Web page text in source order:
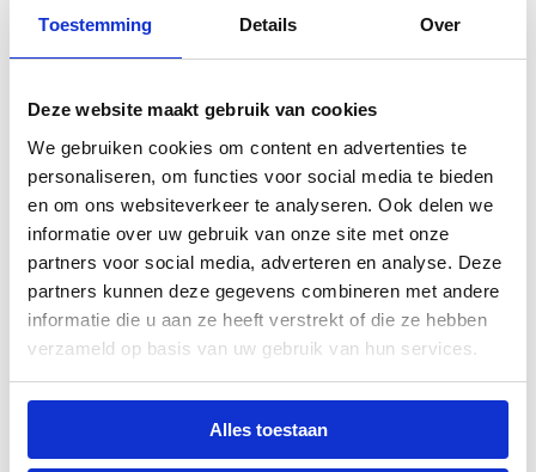
Toestemming Details Over
Deze website maakt gebruik van cookies
We gebruiken cookies om content en advertenties te
personaliseren, om functies voor social media te bieden
en om ons websiteverkeer te analyseren. Ook delen we
informatie over uw gebruik van onze site met onze
partners voor social media, adverteren en analyse. Deze
partners kunnen deze gegevens combineren met andere
informatie die u aan ze heeft verstrekt of die ze hebben
verzameld op basis van uw gebruik van hun services.
Alles toestaan
Assortiment & specificaties
Van stoer tot verfijnd: in onze collectie vind je diverse modellen
Jonathan: klassiek en compact, perfect voor dagelijks
gebruik
Wyoming : ruim en praktisch, met laptopvak
Bernie : minimalistisch met moderne lijnen
Alle rugtassen zijn verkrijgbaar in verschillende kleuren zoals
brandy, zwart en donkerbruin. Ze zijn voorzien van stevige
ritsen, gevoerde schouderbanden en duurzame voering. De
afmetingen verschillen per model, maar bieden altijd